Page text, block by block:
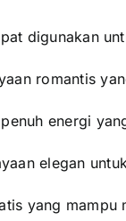
digunakan
romantis
energi
elegan
yang